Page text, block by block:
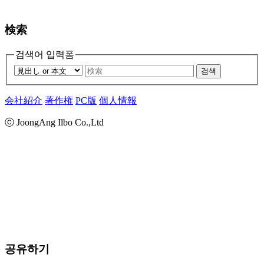
検索
검색어 입력폼
검색
会社紹介 著作権 PC版 個人情報
ⓒ JoongAng Ilbo Co.,Ltd
공유하기